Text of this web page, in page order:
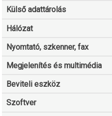
Külső adattárolás
Hálózat
Nyomtató, szkenner, fax
Megjelenítés és multimédia
Beviteli eszköz
Szoftver